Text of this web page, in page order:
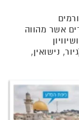
אשר מהווה
נישואין,